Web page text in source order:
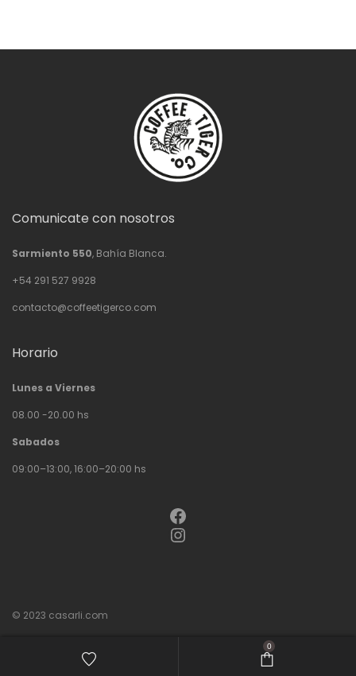
Comunicate con nosotros
Sarmiento 550, Bahía Blanca.
+54 291 527 9928
contacto@coffeetigerco.com
Horario
Lunes a Viernes
08.00 -20.00 hs
Sabados
09:00–13:00, 16:00–20:00 hs
Facebook
Instagram
© 2023 casarli.com
0